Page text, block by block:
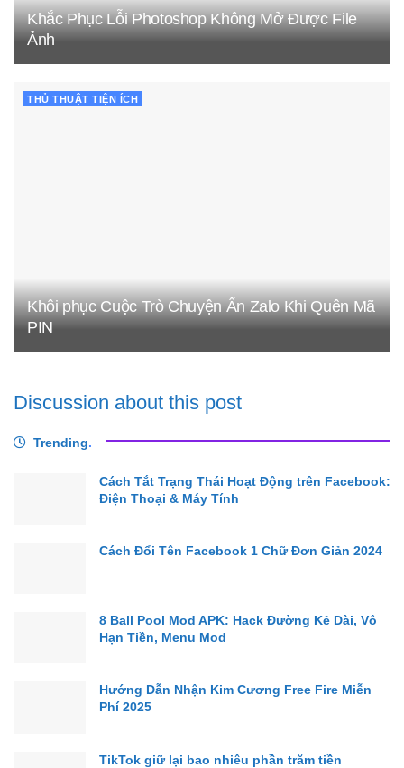
Khắc Phục Lỗi Photoshop Không Mở Được File
Ảnh
THỦ THUẬT TIỆN ÍCH
Khôi phục Cuộc Trò Chuyện Ẩn Zalo Khi Quên Mã
PIN
Discussion about this post
Trending.
Cách Tắt Trạng Thái Hoạt Động trên Facebook:
Điện Thoại & Máy Tính
Cách Đổi Tên Facebook 1 Chữ Đơn Giản 2024
8 Ball Pool Mod APK: Hack Đường Kẻ Dài, Vô
Hạn Tiền, Menu Mod
Hướng Dẫn Nhận Kim Cương Free Fire Miễn
Phí 2025
TikTok giữ lại bao nhiêu phần trăm tiền